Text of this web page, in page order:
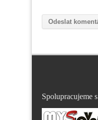
Spolupracujeme s